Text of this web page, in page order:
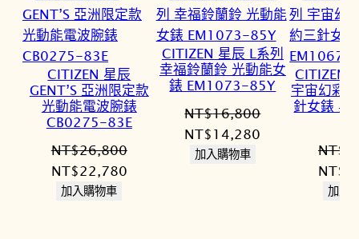
CITIZEN 星辰
GENT’S 亞洲限定款
光動能電波腕錶
CB0275-83E
NT$26,800
原
始
NT$22,780目
加入購物車
CITIZEN 星辰 L系列
幸福鈴蘭鈴 光動能女
錶 EM1073-85Y
NT$16,800
原
始
NT$14,280
加入購物車
CITIZEN
宇宙幻彩
針女錶
NT$
原
始
NT$
加入